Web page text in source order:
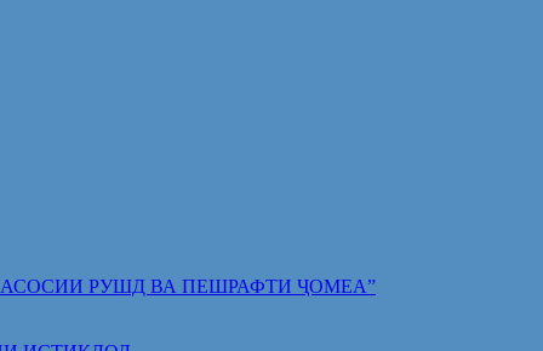
АСОСИИ РУШД ВА ПЕШРАФТИ ҶОМЕА”